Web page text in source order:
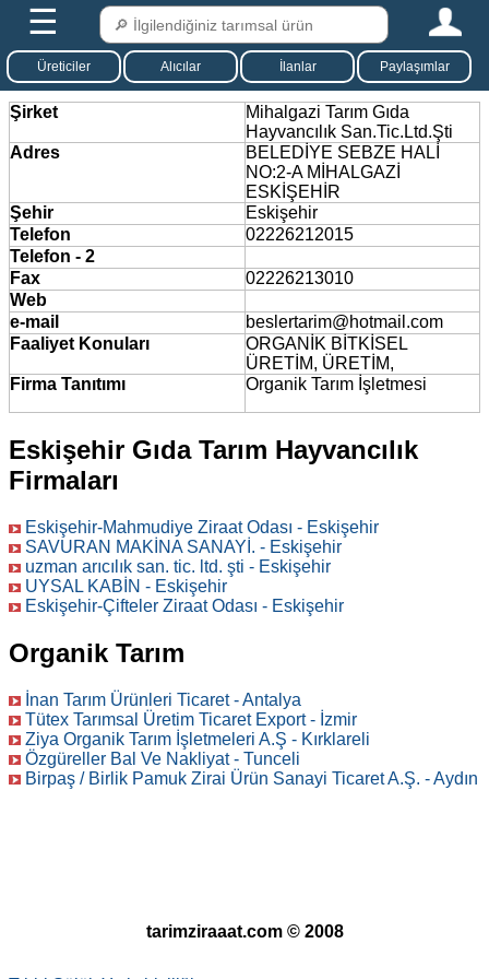
☰
Üreticiler Alıcılar İlanlar Paylaşımlar
Şirket
Mihalgazi Tarım Gıda
Hayvancılık San.Tic.Ltd.Şti
Adres
BELEDİYE SEBZE HALİ
NO:2-A MİHALGAZİ
ESKİŞEHİR
Şehir
Eskişehir
Telefon
02226212015
Telefon - 2
Fax
02226213010
Web
e-mail
beslertarim@hotmail.com
Faaliyet Konuları
ORGANİK BİTKİSEL
ÜRETİM, ÜRETİM,
Firma Tanıtımı
Organik Tarım İşletmesi
Eskişehir Gıda Tarım Hayvancılık
Firmaları
Eskişehir-Mahmudiye Ziraat Odası - Eskişehir
SAVURAN MAKİNA SANAYİ. - Eskişehir
uzman arıcılık san. tic. ltd. şti - Eskişehir
UYSAL KABİN - Eskişehir
Eskişehir-Çifteler Ziraat Odası - Eskişehir
Organik Tarım
İnan Tarım Ürünleri Ticaret - Antalya
Tütex Tarımsal Üretim Ticaret Export - İzmir
Ziya Organik Tarım İşletmeleri A.Ş - Kırklareli
Özgüreller Bal Ve Nakliyat - Tunceli
Birpaş / Birlik Pamuk Zirai Ürün Sanayi Ticaret A.Ş. - Aydın
tarimziraaat.com © 2008